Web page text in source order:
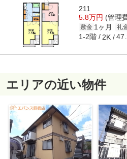
211
5.8万円 (管理
敷金 1ヶ月 礼
1-2階 2K
エリアの近い物件